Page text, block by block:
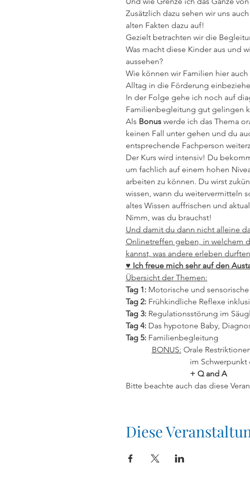
Zusätzlich dazu sehen wir uns
alten Fakten dazu auf!
Gezielt betrachten wir die
Was macht diese Kinder aus und
aussehen?
Wie können wir Familien hier
Alltag in die Förderung
In der Folge gehe ich noch auf
Familienbegleitung gut gelingen
Als Bonus werde ich das Thema
keinen Fall unter gehen und du
entsprechende Fachperson
Der Kurs wird intensiv! Du
um fachlich auf einem hohen
arbeiten zu können. Du wirst
wissen, wann du weitervermitteln
altes Wissen auffrischen und
Nimm, was du brauchst!
Und damit du dann nicht alleine
Onlinetreffen geben, in welchem
kannst, was andere erleben
♥ Ich freue mich sehr auf den
Übersicht der Themen:
Tag 1: Motorische und
Tag 2: Frühkindliche Reflexe
Tag 3: Regulationsstörung im
Tag 4: Das hypotone Baby,
Tag 5: Familienbegleitung
BONUS: Orale
im Schwerpunkt das
+ Q and A
Bitte beachte auch das diese
Diese